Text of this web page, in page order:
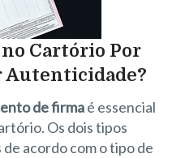
Cartório Por
Autenticidade?
de firmaé essencial
Os dois tipos
acordo com o tipo de